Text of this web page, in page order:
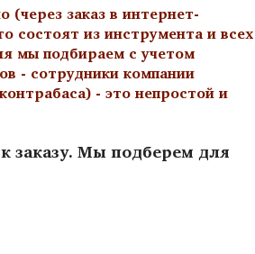
заказ в интернет-
состоят из инструмента и всех
мы подбираем с учетом
- сотрудники компании
- это непростой и
заказу. Мы подберем для